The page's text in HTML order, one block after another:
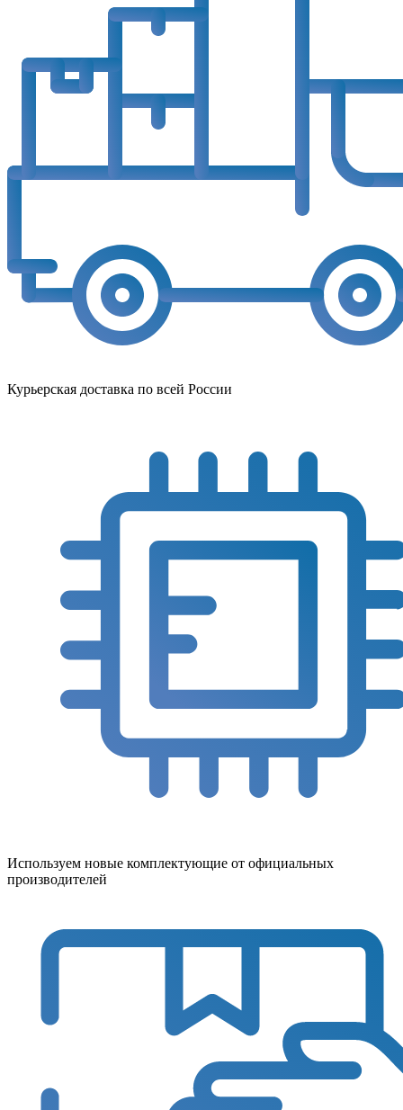
Курьерская доставка по всей России
Используем новые комплектующие от официальных
производителей